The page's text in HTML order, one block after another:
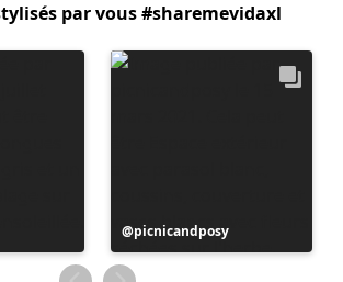
par vous #sharemevidaxl
Publication
publiée
par
picnicandposy